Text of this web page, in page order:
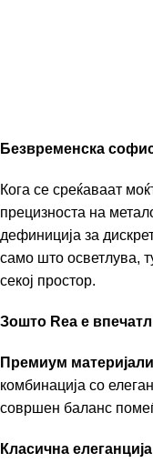
Безвременска
Кога се среќаваат
прецизноста на
дефиниција за
само што осветлува,
секој простор.
Зошто Rea е
Премиум
комбинација со
совршен баланс
Класична